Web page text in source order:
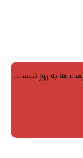
ها به روز نیست.